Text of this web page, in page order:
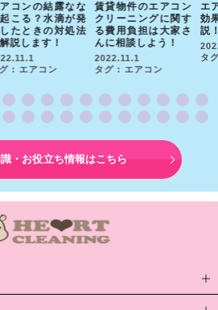
コンの結露なな
こる？水滴が発
たときの対処法
説します！
: エアコン
賃貸物件のエアコン
クリーニングに関す
る費用負担は大家さ
んに相談しよう！
2022.11.1
タグ : エアコン
エ
効
説
タ
・お役立ち情報はこちら